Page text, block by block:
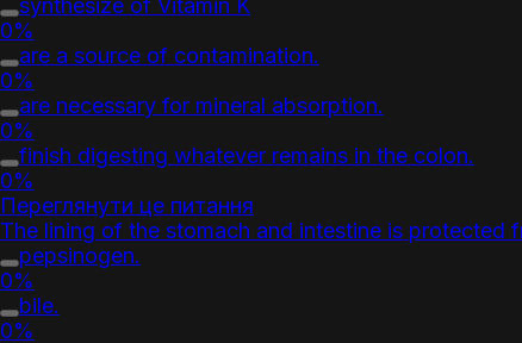
synthesize of Vitamin K
0%
are a source of contamination.
0%
are necessary for mineral absorption.
0%
finish digesting whatever remains in the colon.
0%
Переглянути це питання
The lining of the stomach and intestine is protected
pepsinogen.
0%
bile.
0%